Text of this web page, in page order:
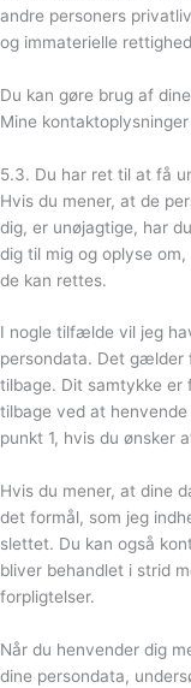
andre personers
og immaterielle
Du kan gøre brug af
Mine
5.3. Du har ret til at få
Hvis du mener, at de
dig, er unøjagtige, har
dig til mig og oplyse
de kan rettes.
I nogle tilfælde vil jeg
persondata. Det gælder
tilbage. Dit samtykke
tilbage ved at
punkt 1, hvis du ønsker
Hvis du mener, at dine
det formål, som jeg
slettet. Du kan også
bliver behandlet i strid
forpligtelser.
Når du henvender dig
dine persondata,